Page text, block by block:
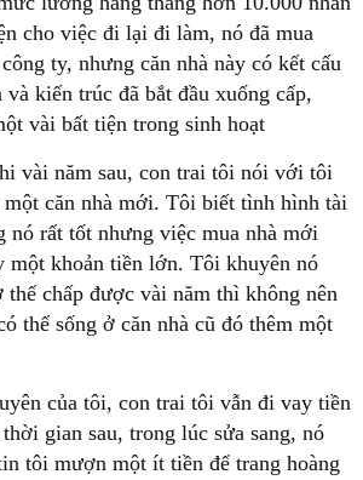
cho việc đi lại đi làm, nó đã mua
ty, nhưng căn nhà này có kết cấu
kiến trúc đã bắt đầu xuống cấp,
vài bất tiện trong sinh hoạt
vài năm sau, con trai tôi nói với tôi
một căn nhà mới. Tôi biết tình hình tài
nó rất tốt nhưng việc mua nhà mới
một khoản tiền lớn. Tôi khuyên nó
chấp được vài năm thì không nên
thể sống ở căn nhà cũ đó thêm một
của tôi, con trai tôi vẫn đi vay tiền
gian sau, trong lúc sửa sang, nó
tôi mượn một ít tiền để trang hoàng